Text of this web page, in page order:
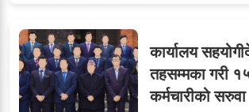
९ओएनएमका नाममा अत्याचार :
सब–इन्जिनियरहरुको गम्भीर
ध्यानाकर्षण
कार्यालय
तहसम्मका गरी
कर्मचारीको सरुवा